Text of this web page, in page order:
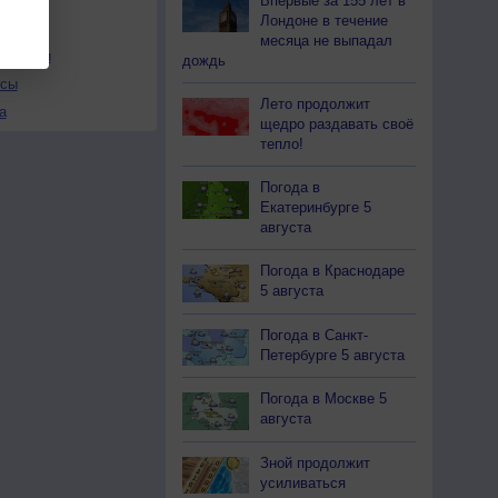
Лондоне в течение
месяца не выпадал
дождь
Лето продолжит
щедро раздавать своё
тепло!
Погода в
Екатеринбурге 5
августа
Погода в Краснодаре
5 августа
Погода в Санкт-
Петербурге 5 августа
Погода в Москве 5
августа
Зной продолжит
усиливаться